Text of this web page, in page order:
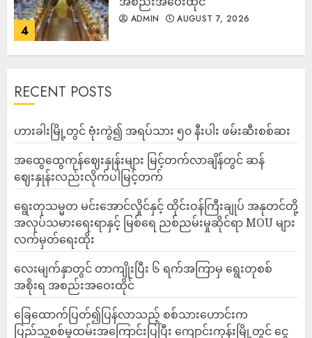
4
ADMIN AUGUST 7, 2026
RECENT POSTS
ဟားခါးမြို့တွင် ဗုံးကွဲ၍ အရပ်သား ၅၀ နီးပါး ဖမ်းဆီးစစ်ဆး
အထွေထွေကုန်ဈေးနှုန်းများ မြင့်တက်လာချိန်တွင် ဆန်
ဈေးနှုန်းလည်းလိုက်ပါမြင့်တက်
ရွေးတုသမ္မတ မင်းအောင်လှိုင်နှင့် ထိုင်းဝန်ကြီးချုပ် အနုတင်တို့
အလုပ်သမားရေးရာနှင့် မြစ်ရေ ညစ်ညမ်းမှုဆိုင်ရာ MOU များ
လက်မှတ်ရေးထိုး
လေးမျက်နှာတွင် တာကျိုးပြီး ၆ ရက်အကြာမှ ရွေးတုစစ်
အစိုးရ အစည်းအဝေးထိုင်
ခြေထောက်ပြတ်၍ပြန်လာသည့် စစ်သားဟောင်းက
ပြည်သူ့စစ်မှုထမ်းအကြောင်းပြပြီး ကျောင်းကုန်းမြို့တွင် ငွေ